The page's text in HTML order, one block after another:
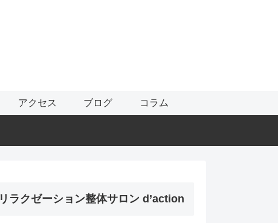
アクセス ブログ コラム
リラクゼーション整体サロン d’action